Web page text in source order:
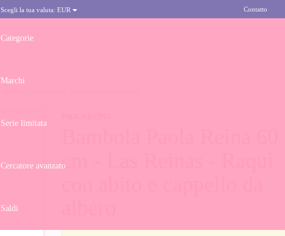
Scegli la tua valuta: EUR Contatto
Categorie
Marchi
Serie limitata
Cercatore avanzato
Saldi
cm - Las Reinas - Raqui